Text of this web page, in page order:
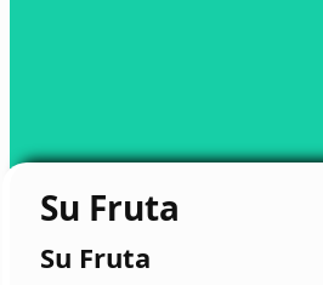
Su Fruta
Su Fruta